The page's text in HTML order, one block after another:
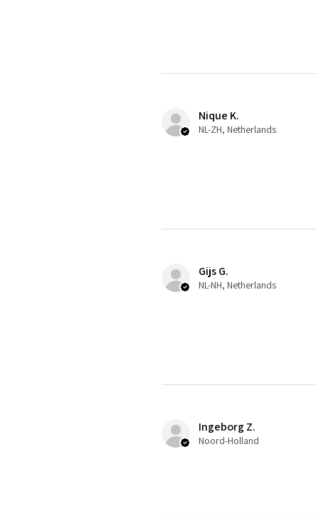
Nique K.
NL-ZH, Netherlands
Gijs G.
NL-NH, Netherlands
Ingeborg Z.
Noord-Holland